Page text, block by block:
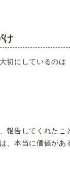
け
切にしているのは
報告してくれたこ
、本当に価値があ